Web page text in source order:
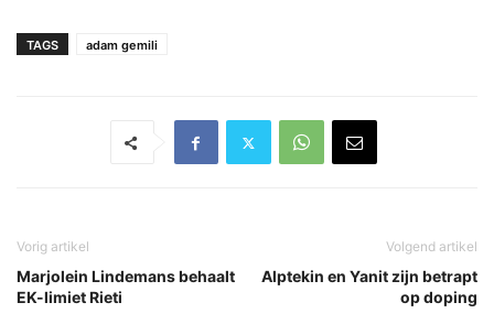
TAGS adam gemili
Vorig artikel
Marjolein Lindemans behaalt
EK-limiet Rieti
Volgend artikel
Alptekin en Yanit zijn betrapt
op doping